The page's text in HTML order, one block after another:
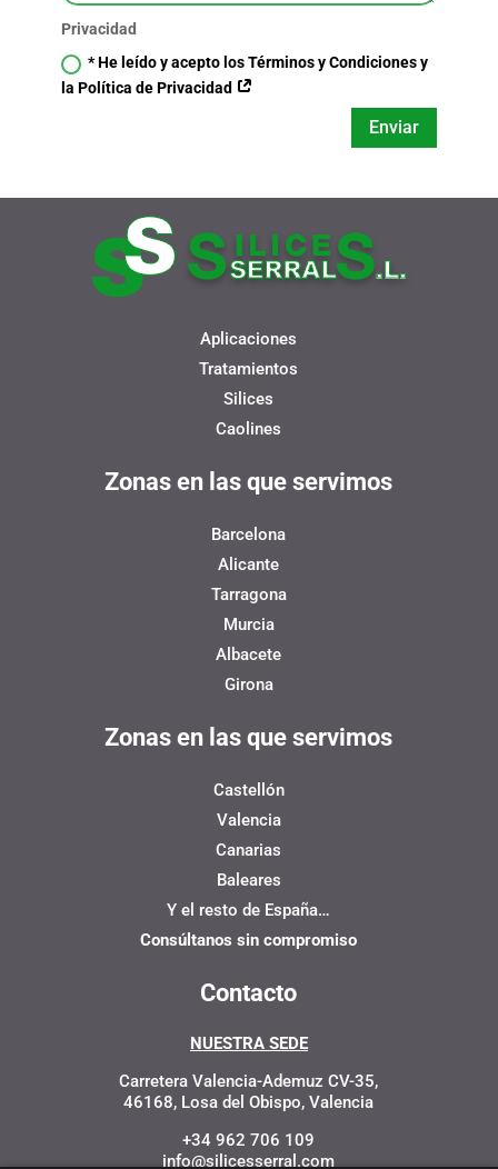
Privacidad
* He leído y acepto los Términos y Condiciones y
la Política de Privacidad
Enviar
Aplicaciones
Tratamientos
Silices
Caolines
Zonas en las que servimos
Barcelona
Alicante
Tarragona
Murcia
Albacete
Girona
Zonas en las que servimos
Castellón
Valencia
Canarias
Baleares
Y el resto de España…
Consúltanos sin compromiso
Contacto
NUESTRA SEDE
Carretera Valencia-Ademuz CV-35,
46168, Losa del Obispo, Valencia
+34 962 706 109
info@silicesserral.com